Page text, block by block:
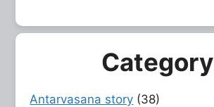
Category
Antarvasana story (38)